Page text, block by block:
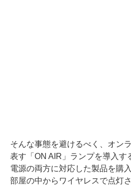
そんな事態を避けるべく、オン
表す「ON AIR」ランプを導入す
電源の両方に対応した製品を購
部屋の中からワイヤレスで点灯